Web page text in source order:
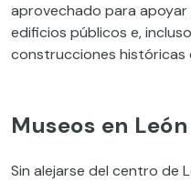
aprovechado para apoyar
edificios públicos e,
construcciones históricas
Museos en León
Sin alejarse del centro de